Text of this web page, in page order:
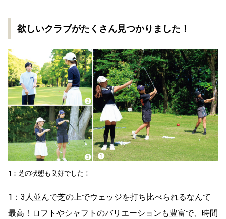
欲しいクラブがたくさん見つかりました！
1：芝の状態も良好でした！
1：3人並んで芝の上でウェッジを打ち比べられるなんて
最高！ロフトやシャフトのバリエーションも豊富で、時間